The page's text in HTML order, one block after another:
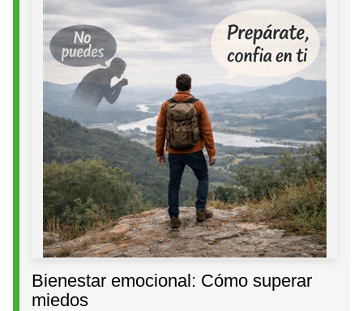
Bienestar emocional: Cómo superar
miedos